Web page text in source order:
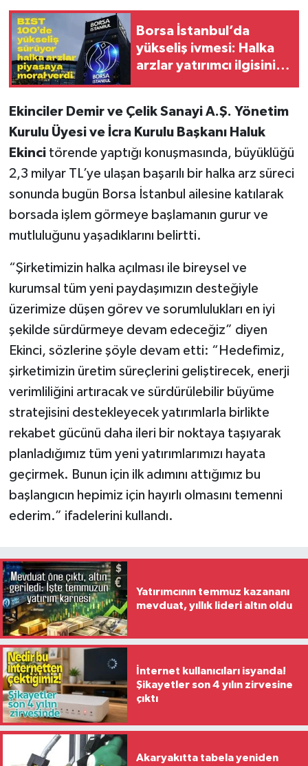
Borsa İstanbul’da
yükseliş ivmesi: Halka
arzlar yatırımcı ilgisini
Ekinciler Demir ve Çelik Sanayi A.Ş. Yönetim
Kurulu Üyesi ve İcra Kurulu Başkanı Haluk
Ekincitörende yaptığı konuşmasında, büyüklüğü
2,3 milyar TL’ye ulaşan başarılı bir halka arz süreci
sonunda bugün Borsa İstanbul ailesine katılarak
borsada işlem görmeye başlamanın gurur ve
mutluluğunu yaşadıklarını belirtti.
“Şirketimizin halka açılması ile bireysel ve
kurumsal tüm yeni paydaşımızın desteğiyle
üzerimize düşen görev ve sorumlulukları en iyi
şekilde sürdürmeye devam edeceğiz” diyen
Ekinci, sözlerine şöyle devam etti: “Hedefimiz,
şirketimizin üretim süreçlerini geliştirecek, enerji
verimliliğini artıracak ve sürdürülebilir büyüme
stratejisini destekleyecek yatırımlarla birlikte
rekabet gücünü daha ileri bir noktaya taşıyarak
planladığımız tüm yeni yatırımlarımızı hayata
geçirmek. Bunun için ilk adımını attığımız bu
başlangıcın hepimiz için hayırlı olmasını temenni
ederim.” ifadelerini kullandı.
Yatırımcının temmuz kazananı
mevduat, yıllık lideri altın oldu
İnternet kullanıcıları isyanda!
Şikayetler son 4 yılın zirvesine
çıktı
Akaryakıtta tabela yeniden